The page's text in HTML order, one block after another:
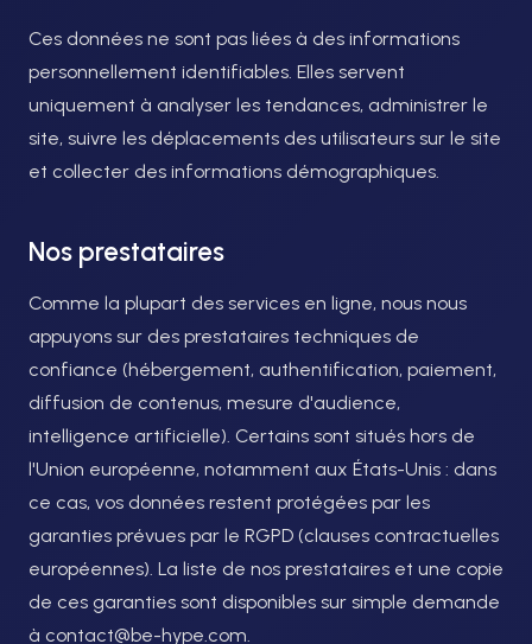
Ces données ne sont pas liées à des informations
personnellement identifiables. Elles servent
uniquement à analyser les tendances, administrer le
site, suivre les déplacements des utilisateurs sur le site
et collecter des informations démographiques.
Nos prestataires
Comme la plupart des services en ligne, nous nous
appuyons sur des prestataires techniques de
confiance (hébergement, authentification, paiement,
diffusion de contenus, mesure d'audience,
intelligence artificielle). Certains sont situés hors de
l'Union européenne, notamment aux États-Unis : dans
ce cas, vos données restent protégées par les
garanties prévues par le RGPD (clauses contractuelles
européennes). La liste de nos prestataires et une copie
de ces garanties sont disponibles sur simple demande
à contact@be-hype.com.